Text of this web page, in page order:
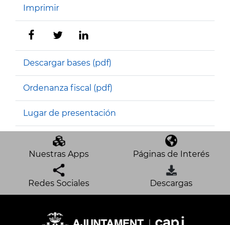
Imprimir
Descargar bases (pdf)
Ordenanza fiscal (pdf)
Lugar de presentación
Nuestras Apps Páginas de Interés
Redes Sociales Descargas